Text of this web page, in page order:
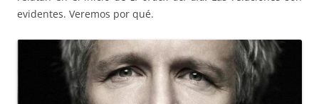
evidentes. Veremos por qué.